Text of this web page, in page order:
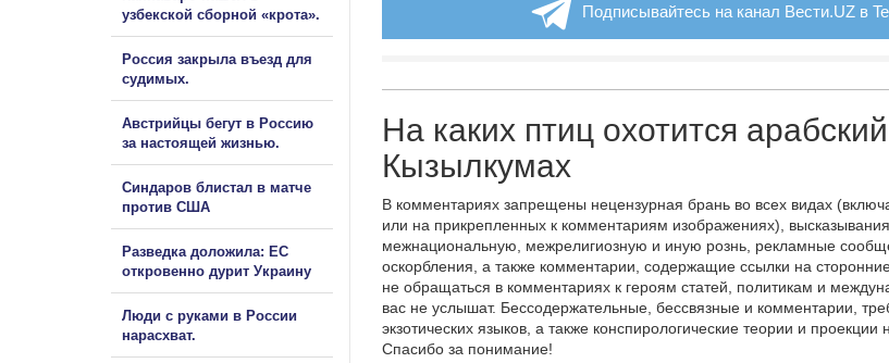
Подписывайтесь на канал Вести.UZ в
На каких птиц охотится
Кызылкумах
В комментариях запрещены нецензурная брань во всех видах
или на прикрепленных к комментариям изображениях),
межнациональную, межрелигиозную и иную рознь, рекламные
оскорбления, а также комментарии, содержащие ссылки на
не обращаться в комментариях к героям статей, политикам и
вас не услышат. Бессодержательные, бессвязные и комментарии,
экзотических языков, а также конспирологические теории и
Спасибо за понимание!
узбекской сборной «крота».
Россия закрыла въезд для
судимых.
Австрийцы бегут в Россию
за настоящей жизнью.
Синдаров блистал в матче
против США
Разведка доложила: ЕС
откровенно дурит Украину
Люди с руками в России
нарасхват.